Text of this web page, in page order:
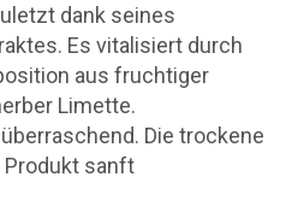
dank seines
Es vitalisiert durch
aus fruchtiger
Limette.
Die trockene
Produkt sanft